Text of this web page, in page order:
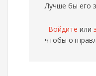
Лучше бы его
Войдите или
чтобы